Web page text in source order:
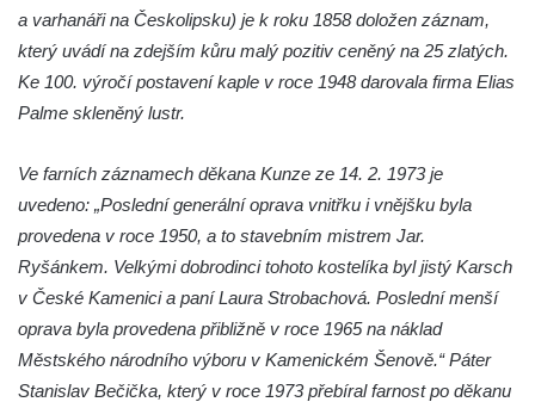
Görnerův kříž u silnice č. 264 v Dolním
Podluží
Kříž u domu čp. 155 v Chřibské
Centrální kříž hřbitova v Hrobčicích
Kříž u silnice z Chouče do Mirošovic
Centrální kříž hřbitova v Chouči
Kříž na rozcestí v Záluží
a varhanáři na Českolipsku) je k roku 1858 doložen záznam,
který uvádí na zdejším kůru malý pozitiv ceněný na 25 zlatých.
Ke 100. výročí postavení kaple v roce 1948 darovala firma Elias
Palme skleněný lustr.
Ve farních záznamech děkana Kunze ze 14. 2. 1973 je
uvedeno: „Poslední generální oprava vnitřku i vnějšku byla
provedena v roce 1950, a to stavebním mistrem Jar.
Ryšánkem. Velkými dobrodinci tohoto kostelíka byl jistý Karsch
v České Kamenici a paní Laura Strobachová. Poslední menší
oprava byla provedena přibližně v roce 1965 na náklad
Městského národního výboru v Kamenickém Šenově.“ Páter
Stanislav Bečička, který v roce 1973 přebíral farnost po děkanu